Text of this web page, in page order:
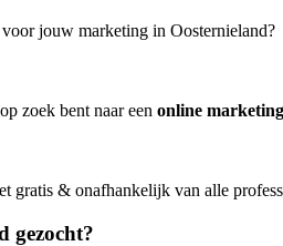
jouw marketing in Oosternieland?
zoek bent naar een online
gratis & onafhankelijk van alle
gezocht?